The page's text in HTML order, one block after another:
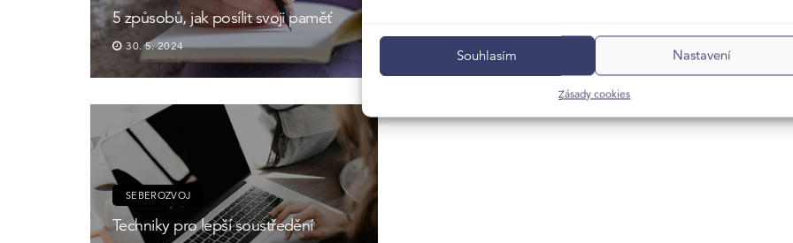
Souhlasím Nastavení
Zásady cookies
5 způsobů, jak posílit svoji paměť
30. 5. 2024
SEBEROZVOJ
Techniky pro lepší soustředění